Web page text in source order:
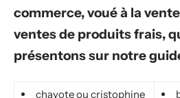
commerce, voué à la
ventes de produits frais,
présentons sur notre
chayote ou cristophine